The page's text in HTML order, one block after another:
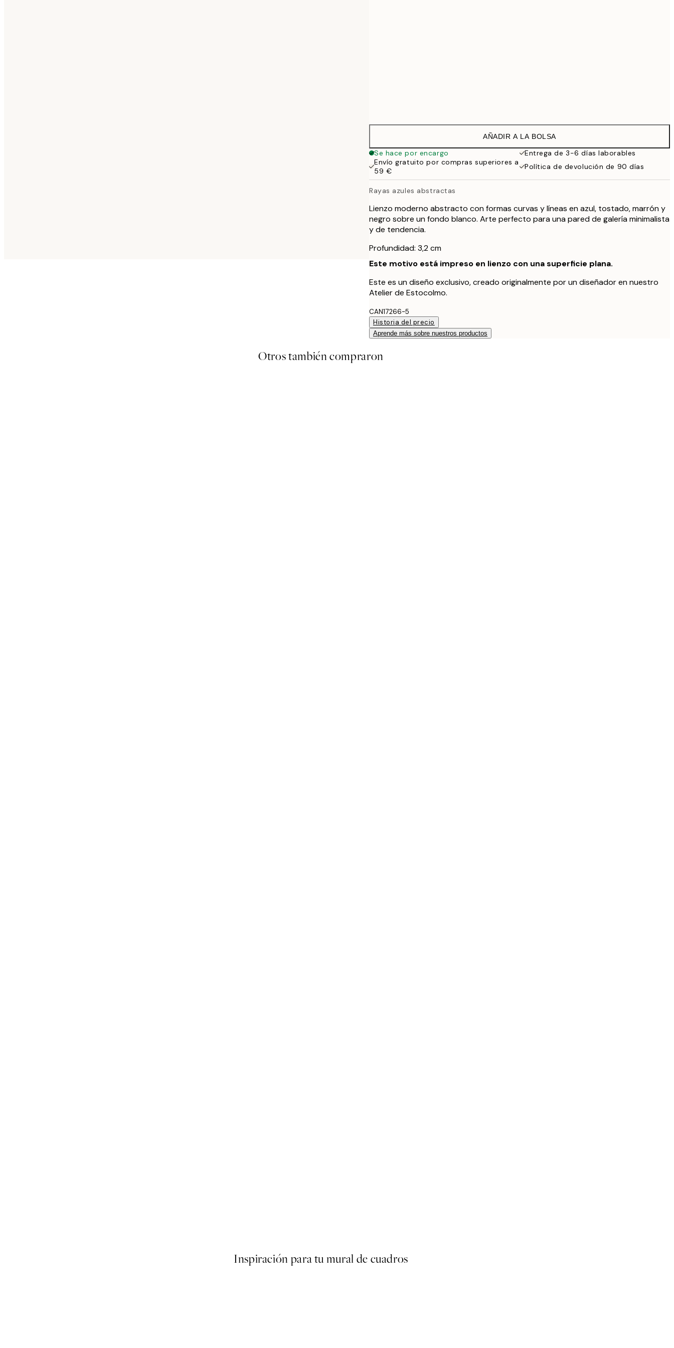
AÑADIR A LA BOLSA
Se hace por encargo
Entrega de 3-6 días laborables
Envío gratuito por compras superiores a
59 €
Política de devolución de 90 días
Rayas azules abstractas
Lienzo moderno abstracto con formas curvas y líneas en azul, tostado, marrón y
negro sobre un fondo blanco. Arte perfecto para una pared de galería minimalista
y de tendencia.
Profundidad: 3,2 cm
Este motivo está impreso en lienzo con una superficie plana.
Este es un diseño exclusivo, creado originalmente por un diseñador en nuestro
Atelier de Estocolmo.
CAN17266-5
Historia del precio
Aprende más sobre nuestros productos
Otros también compraron
Inspiración para tu mural de cuadros